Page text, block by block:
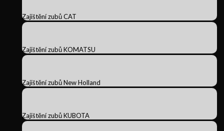
Zajištění zubů CAT
Zajištění zubů KOMATSU
Zajištění zubů New Holland
Zajištění zubů KUBOTA